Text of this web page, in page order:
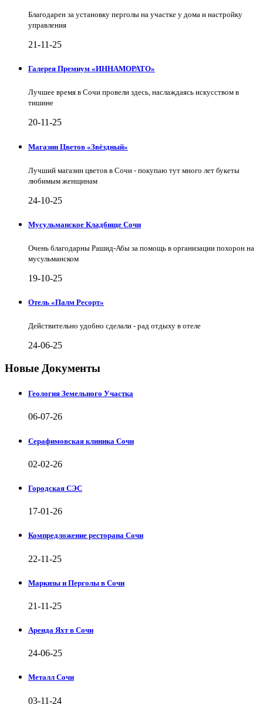
Благодарен за установку перголы на участке у дома и настройку
управления
21-11-25
Галерея Премиум «ИННАМОРАТО»
Лучшее время в Сочи провели здесь, наслаждаясь искусством в
тишине
20-11-25
Магазин Цветов «Звёздный»
Лучший магазин цветов в Сочи - покупаю тут много лет букеты
любимым женщинам
24-10-25
Мусульманское Кладбище Сочи
Очень благодарны Рашид-Абы за помощь в организации похорон на
мусульманском
19-10-25
Отель «Палм Ресорт»
Действительно удобно сделали - рад отдыху в отеле
24-06-25
Новые Документы
Геология Земельного Участка
06-07-26
Серафимовская клиника Сочи
02-02-26
Городская СЭС
17-01-26
Компредложение ресторана Сочи
22-11-25
Маркизы и Перголы в Сочи
21-11-25
Аренда Яхт в Сочи
24-06-25
Металл Сочи
03-11-24